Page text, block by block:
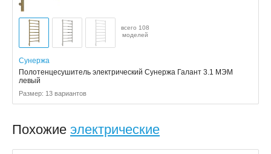
всего 108
моделей
Сунержа
Полотенцесушитель электрический Сунержа Галант 3.1 МЭМ
левый
Размер: 13 вариантов
Похожие электрические